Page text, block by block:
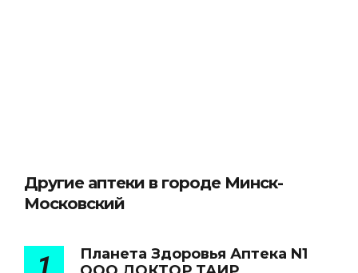
Другие аптеки в городе Минск-
Московский
1
Планета Здоровья Аптека N1